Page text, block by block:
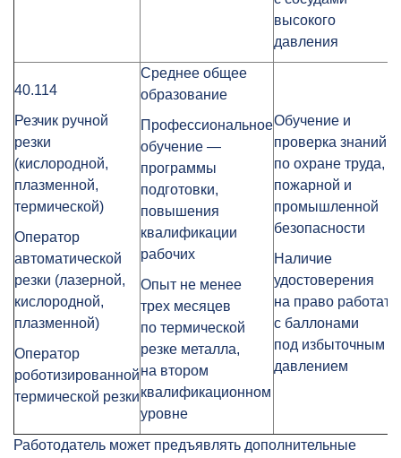
высокого
давления
40.114
Резчик ручной
резки
(кислородной,
плазменной,
термической)
Оператор
автоматической
резки (лазерной,
кислородной,
плазменной)
Оператор
роботизированной
термической резки
Среднее общее
образование
Профессиональное
обучение —
программы
подготовки,
повышения
квалификации
рабочих
Опыт не менее
трех месяцев
по термической
резке металла,
на втором
квалификационном
уровне
Обучение и
проверка знаний
по охране труда,
пожарной и
промышленной
безопасности
Наличие
удостоверения
на право работать
с баллонами
под избыточным
давлением
Работодатель может предъявлять дополнительные